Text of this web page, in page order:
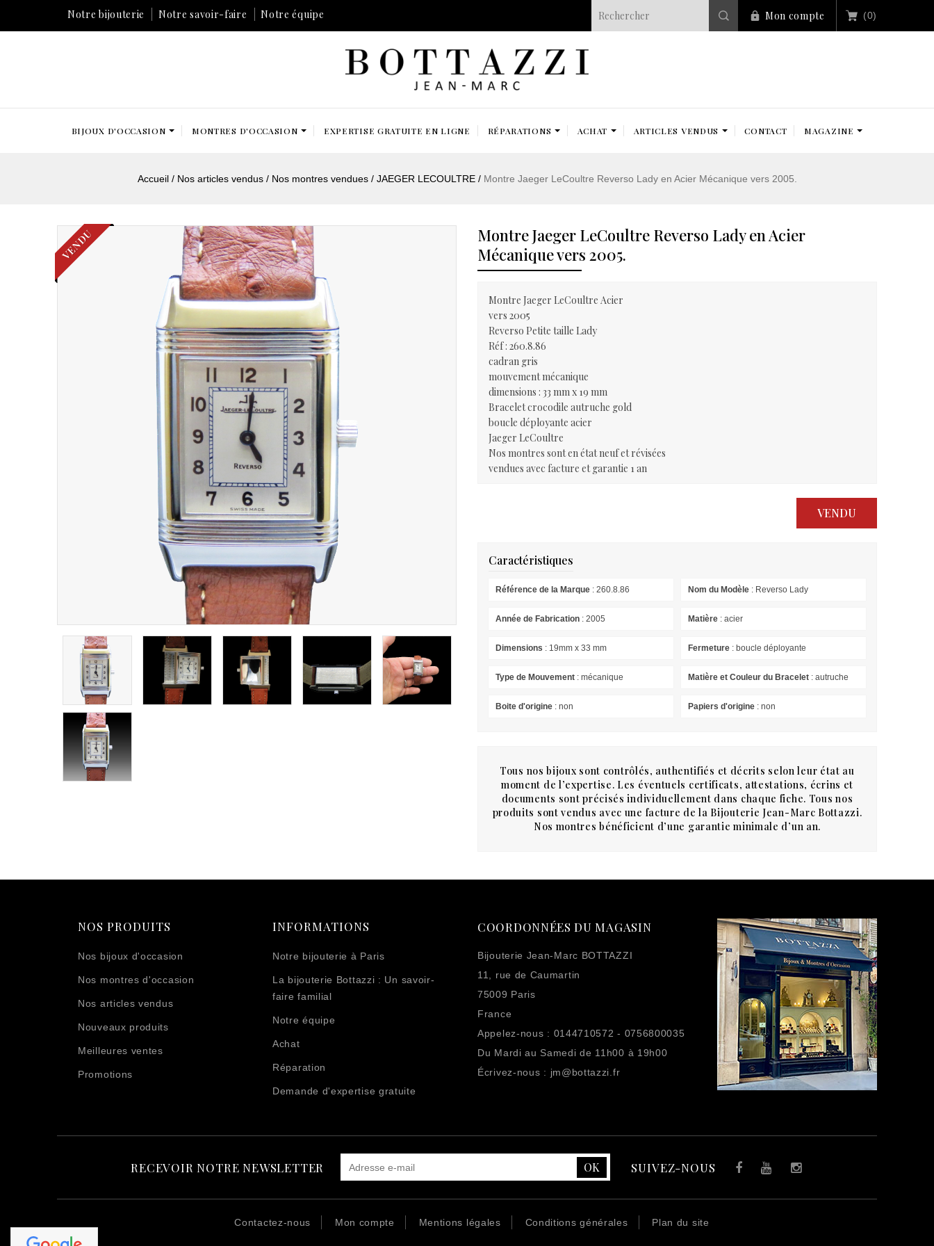
Notre bijouterie Notre savoir-faire Notre équipe Mon compte (0)
BIJOUX D'OCCASION MONTRES D'OCCASION EXPERTISE GRATUITE EN LIGNE RÉPARATIONS ACHAT ARTICLES VENDUS CONTACT MAGAZINE
Accueil Nos articles vendus Nos montres vendues JAEGER LECOULTRE Montre Jaeger LeCoultre Reverso Lady en Acier Mécanique vers 2005.
VENDU
Montre Jaeger LeCoultre Reverso Lady en Acier
Mécanique vers 2005.
Montre Jaeger LeCoultre Acier
vers 2005
Reverso Petite taille Lady
Réf : 260.8.86
cadran gris
mouvement mécanique
dimensions : 33 mm x 19 mm
Bracelet crocodile autruche gold
boucle déployante acier
Jaeger LeCoultre
Nos montres sont en état neuf et révisées
vendues avec facture et garantie 1 an
VENDU
Caractéristiques
Référence de la Marque : 260.8.86 Nom du Modèle : Reverso Lady
Année de Fabrication : 2005 Matière: acier
Dimensions : 19mm x 33 mm Fermeture: boucle déployante
Type de Mouvement : mécanique Matière et Couleur du Bracelet: autruche
Boite d'origine : non Papiers d'origine: non
Tous nos bijoux sont contrôlés, authentifiés et décrits selon leur état au
moment de l’expertise. Les éventuels certificats, attestations, écrins et
documents sont précisés individuellement dans chaque fiche. Tous nos
produits sont vendus avec une facture de la Bijouterie Jean-Marc Bottazzi.
Nos montres bénéficient d’une garantie minimale d’un an.
NOS PRODUITS
Nos bijoux d'occasion
Nos montres d'occasion
Nos articles vendus
Nouveaux produits
Meilleures ventes
Promotions
INFORMATIONS
Notre bijouterie à Paris
La bijouterie Bottazzi : Un savoir-
faire familial
Notre équipe
Achat
Réparation
Demande d'expertise gratuite
COORDONNÉES DU MAGASIN
Bijouterie Jean-Marc BOTTAZZI
11, rue de Caumartin
75009 Paris
France
Appelez-nous : 0144710572 - 0756800035
Du Mardi au Samedi de 11h00 à 19h00
Écrivez-nous : jm@bottazzi.fr
RECEVOIR NOTRE NEWSLETTER SUIVEZ-NOUS FacebookYouTubeInstagram
Contactez-nous Mon compte Mentions légales Conditions générales Plan du site